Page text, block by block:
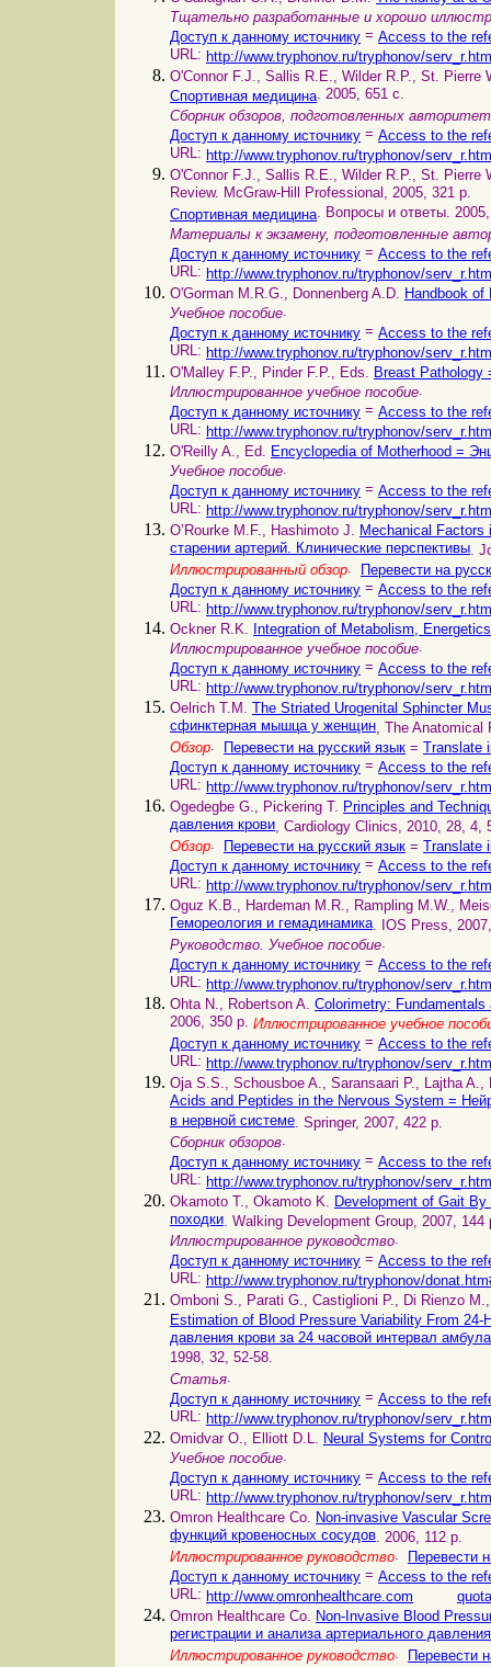
Тщательно разработанные и хорошо
Доступ к данному источнику = Access to the
URL: http://www.tryphonov.ru/tryphonov/
O'Connor F.J., Sallis R.E., Wilder R.P., St. Pierre
Спортивная медицина. 2005, 651 с.
Сборник обзоров, подготовленных
Доступ к данному источнику = Access to the
URL: http://www.tryphonov.ru/tryphonov/
O'Connor F.J., Sallis R.E., Wilder R.P., St. Pierre
Review. McGraw-Hill Professional, 2005, 321 p.
Спортивная медицина. Вопросы и ответы.
Материалы к экзамену, подготовленные
Доступ к данному источнику = Access to the
URL: http://www.tryphonov.ru/tryphonov/
O'Gorman M.R.G., Donnenberg A.D. Handbook
Учебное пособие.
Доступ к данному источнику = Access to the
URL: http://www.tryphonov.ru/tryphonov/
O'Malley F.P., Pinder F.P., Eds. Breast Pathology
Иллюстрированное учебное пособие.
Доступ к данному источнику = Access to the
URL: http://www.tryphonov.ru/tryphonov/
O'Reilly A., Ed. Encyclopedia of Motherhood =
Учебное пособие.
Доступ к данному источнику = Access to the
URL: http://www.tryphonov.ru/tryphonov/
O’Rourke M.F., Hashimoto J. Mechanical
старении артерий. Клинические перспективы.
Иллюстрированный обзор.
Перевести на
Доступ к данному источнику = Access to the
URL: http://www.tryphonov.ru/tryphonov/
Ockner R.K. Integration of Metabolism,
Иллюстрированное учебное пособие.
Доступ к данному источнику = Access to the
URL: http://www.tryphonov.ru/tryphonov/
Oelrich T.M. The Striated Urogenital Sphincter
сфинктерная мышца у женщин, The Anatomical
Обзор. Перевести на русский язык = Translate
Доступ к данному источнику = Access to the
URL: http://www.tryphonov.ru/tryphonov/
Ogedegbe G., Pickering T. Principles and
давления крови, Cardiology Clinics, 2010, 28, 4,
Обзор. Перевести на русский язык = Translate
Доступ к данному источнику = Access to the
URL: http://www.tryphonov.ru/tryphonov/
Oguz K.B., Hardeman M.R., Rampling M.W.,
Гемореология и гемадинамика. IOS Press,
Руководство. Учебное пособие.
Доступ к данному источнику = Access to the
URL: http://www.tryphonov.ru/tryphonov/
Ohta N., Robertson A. Colorimetry:
2006, 350 p. Иллюстрированное учебное
Доступ к данному источнику = Access to the
URL: http://www.tryphonov.ru/tryphonov/
Oja S.S., Schousboe A., Saransaari P., Lajtha
Acids and Peptides in the Nervous System =
в нервной системе. Springer, 2007, 422 p.
Сборник обзоров.
Доступ к данному источнику = Access to the
URL: http://www.tryphonov.ru/tryphonov/
Okamoto T., Okamoto K. Development of Gait
походки. Walking Development Group, 2007, 144
Иллюстрированное руководство.
Доступ к данному источнику = Access to the
URL: http://www.tryphonov.ru/tryphonov/
Omboni S., Parati G., Castiglioni P., Di Rienzo
Estimation of Blood Pressure Variability From
давления крови за 24 часовой интервал
1998, 32, 52-58.
Статья.
Доступ к данному источнику = Access to the
URL: http://www.tryphonov.ru/tryphonov/
Omidvar O., Elliott D.L. Neural Systems for
Учебное пособие.
Доступ к данному источнику = Access to the
URL: http://www.tryphonov.ru/tryphonov/
Omron Healthcare Co. Non-invasive Vascular
функций кровеносных сосудов. 2006, 112 p.
Иллюстрированное руководство.
Перевести
Доступ к данному источнику = Access to the
URL: http://www.omronhealthcare.com
Omron Healthcare Co. Non-Invasive Blood
регистрации и анализа артериального давления
Иллюстрированное руководство. Перевести